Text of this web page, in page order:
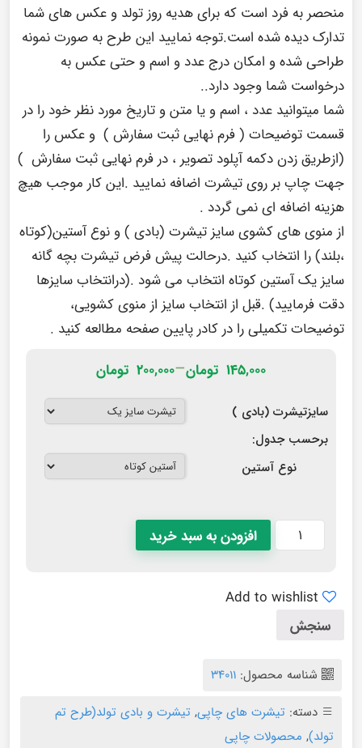
منحصر به فرد است که برای هدیه روز تولد و عکس های شما
تدارک دیده شده است.توجه نمایید این طرح به صورت نمونه
طراحی شده و امکان درج عدد و اسم و حتی عکس به
درخواست شما وجود دارد..
شما میتوانید عدد ، اسم و یا متن و تاریخ مورد نظر خود را در
قسمت توضیحات ( فرم نهایی ثبت سفارش ) و عکس را
(ازطریق زدن دکمه آپلود تصویر ، در فرم نهایی ثبت سفارش )
جهت چاپ بر روی تیشرت اضافه نمایید .این کار موجب هیچ
هزینه اضافه ای نمی گردد .
از منوی های کشوی سایز تیشرت (بادی ) و نوع آستین(کوتاه
،بلند) را انتخاب کنید .درحالت پیش فرض تیشرت بچه گانه
سایز یک آستین کوتاه انتخاب می شود .(درانتخاب سایزها
دقت فرمایید) .قبل از انتخاب سایز از منوی کشویی،
توضیحات تکمیلی را در کادر پایین صفحه مطالعه کنید .
۱۴۵,۰۰۰ تومان–۲۰۰,۰۰۰ تومان
سایزتیشرت (بادی )
برحسب جدول:
نوع آستین
افزودن به سبد خرید
Add to wishlist
سنجش
شناسه محصول: ۳۴۰۱۱
دسته: تیشرت های چاپی, تیشرت و بادی تولد(طرح تم
تولد), محصولات چاپی